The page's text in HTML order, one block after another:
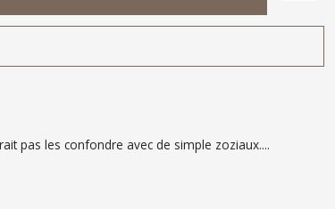
pas les confondre avec de simple zoziaux....